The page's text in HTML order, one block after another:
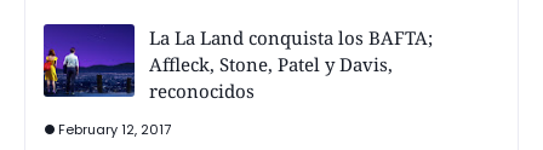
La La Land conquista los BAFTA;
Affleck, Stone, Patel y Davis,
reconocidos
February 12, 2017